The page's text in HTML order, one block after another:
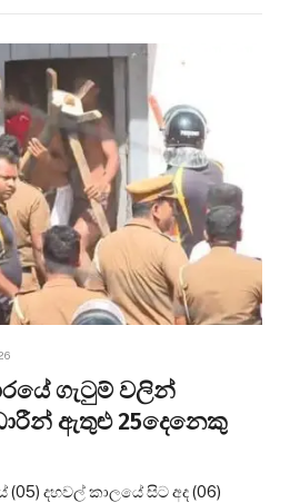
ගැටුම් වලින්
ඇතුළු 25දෙනෙකු
දහවල් කාලයේ සිට අද (06)